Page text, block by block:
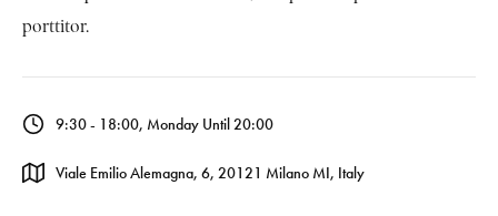
porttitor.
9:30 - 18:00, Monday Until 20:00
Viale Emilio Alemagna, 6, 20121 Milano MI, Italy